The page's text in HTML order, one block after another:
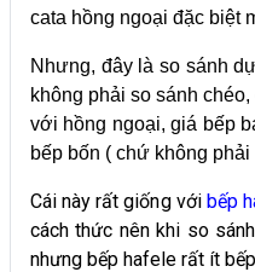
cata hồng ngoại đặc biệt
Nhưng, đây là so sánh
không phải so sánh
với hồng ngoại, giá bếp
bếp bốn ( chứ không
Cái này rất giống với bếp
cách thức nên khi so
nhưng bếp hafele rất ít